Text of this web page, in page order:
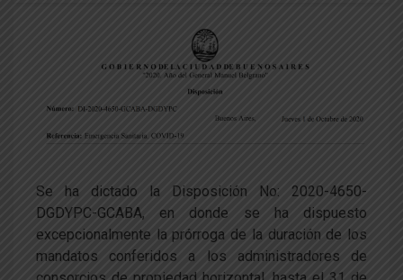
Se ha dictado la Disposición No: 2020-4650-
DGDYPC-GCABA, en donde se ha dispuesto
excepcionalmente la prórroga de la duración de los
mandatos conferidos a los administradores de